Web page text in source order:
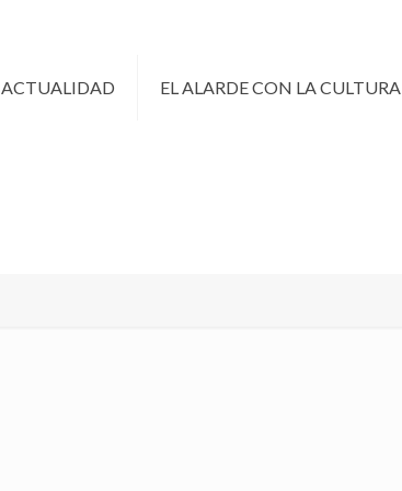
ACTUALIDAD EL ALARDE CON LA CULTURA